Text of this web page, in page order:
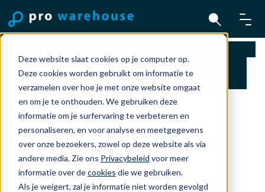
Deze website slaat cookies op je computer op.
Deze cookies worden gebruikt om informatie te
verzamelen over hoe je met onze website omgaat
en om je te onthouden. We gebruiken deze
informatie om je surfervaring te verbeteren en
personaliseren, en voor analyse en meetgegevens
over onze bezoekers, zowel op deze website als via
andere media. Zie ons Privacybeleid voor meer
informatie over decookies die we gebruiken.
Als je weigert, zal je informatie niet worden gevolgd
Smart Folio voor iPad Air 13-inch (M2) -